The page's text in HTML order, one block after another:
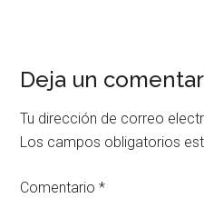
Deja un
Tu dirección de correo
Los campos obligatorios
Comentario*